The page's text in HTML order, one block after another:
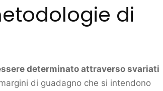
di
determinato attraverso svariati
di guadagno che si intendono